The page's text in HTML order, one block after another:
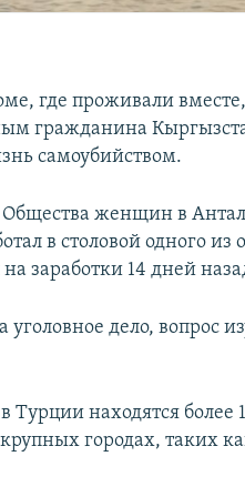
где проживали
гражданина
самоубийством.
Общества женщин в
в столовой одного из
заработки 14 дней
дело, вопрос
находятся более
городах, таких